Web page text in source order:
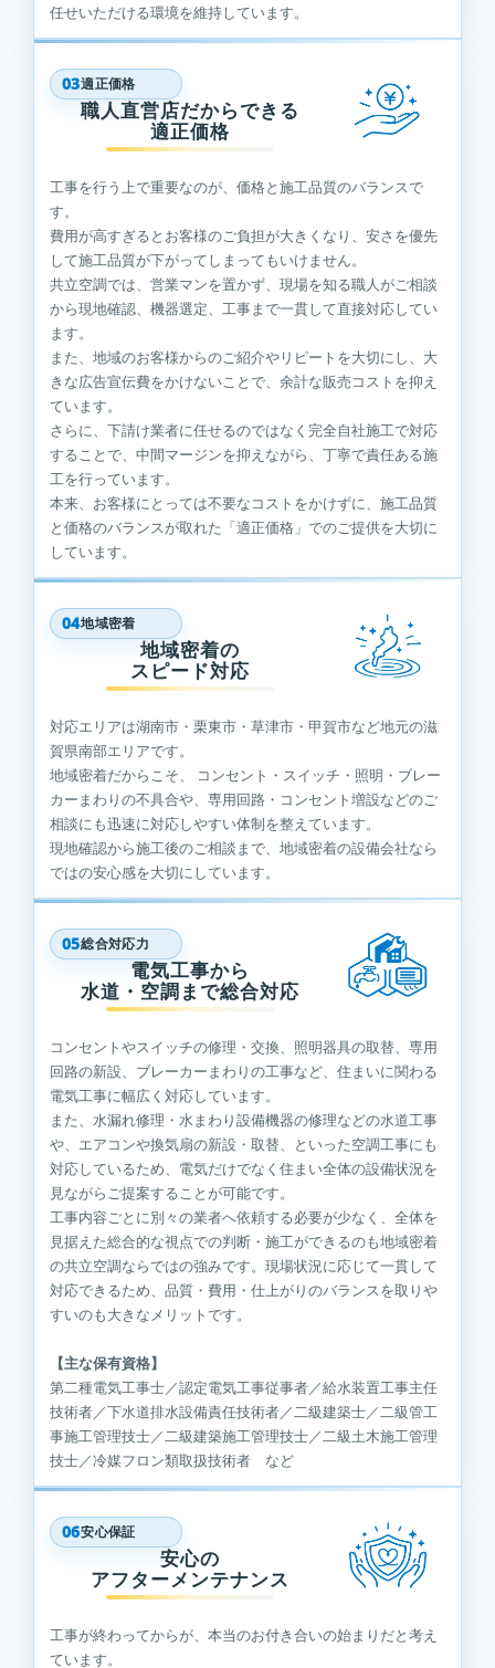
任せいただける環境を維持しています。
03適正価格
職人直営店だからできる
適正価格
工事を行う上で重要なのが、価格と施工品質のバランスで
す。
費用が高すぎるとお客様のご負担が大きくなり、安さを優先
して施工品質が下がってしまってもいけません。
共立空調では、営業マンを置かず、現場を知る職人がご相談
から現地確認、機器選定、工事まで一貫して直接対応してい
ます。
また、地域のお客様からのご紹介やリピートを大切にし、大
きな広告宣伝費をかけないことで、余計な販売コストを抑え
ています。
さらに、下請け業者に任せるのではなく完全自社施工で対応
することで、中間マージンを抑えながら、丁寧で責任ある施
工を行っています。
本来、お客様にとっては不要なコストをかけずに、施工品質
と価格のバランスが取れた「適正価格」でのご提供を大切に
しています。
04地域密着
地域密着の
スピード対応
対応エリアは湖南市・栗東市・草津市・甲賀市など地元の滋
賀県南部エリアです。
地域密着だからこそ、 コンセント・スイッチ・照明・ブレー
カーまわりの不具合や、専用回路・コンセント増設などのご
相談にも迅速に対応しやすい体制を整えています。
現地確認から施工後のご相談まで、地域密着の設備会社なら
ではの安心感を大切にしています。
05総合対応力
電気工事から
水道・空調まで総合対応
コンセントやスイッチの修理・交換、照明器具の取替、専用
回路の新設、ブレーカーまわりの工事など、住まいに関わる
電気工事に幅広く対応しています。
また、水漏れ修理・水まわり設備機器の修理などの水道工事
や、エアコンや換気扇の新設・取替、といった空調工事にも
対応しているため、電気だけでなく住まい全体の設備状況を
見ながらご提案することが可能です。
工事内容ごとに別々の業者へ依頼する必要が少なく、全体を
見据えた総合的な視点での判断・施工ができるのも地域密着
の共立空調ならではの強みです。現場状況に応じて一貫して
対応できるため、品質・費用・仕上がりのバランスを取りや
すいのも大きなメリットです。
【主な保有資格】
第二種電気工事士／認定電気工事従事者／給水装置工事主任
技術者／下水道排水設備責任技術者／二級建築士／二級管工
事施工管理技士／二級建築施工管理技士／二級土木施工管理
技士／冷媒フロン類取扱技術者 など
06安心保証
安心の
アフターメンテナンス
工事が終わってからが、本当のお付き合いの始まりだと考え
ています。